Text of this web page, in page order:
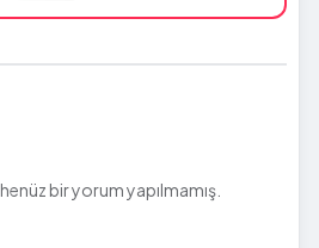
bir yorum yapılmamış.